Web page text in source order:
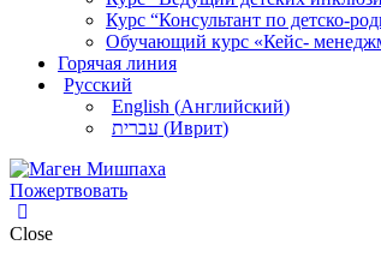
Курс “Консультант по детско-
Обучающий курс «Кейс-
Горячая линия
Русский
English (Английский)
עברית (Иврит)
Пожертвовать
Close